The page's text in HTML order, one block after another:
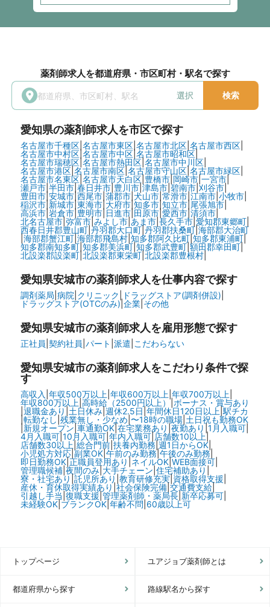
薬剤師求人を都道府県・市区町村・駅名で探す
選択 検索
愛知県の薬剤師求人を市区で探す
名古屋市千種区| 名古屋市東区| 名古屋市北区| 名古屋市西区|
名古屋市中村区|名古屋市中区|名古屋市昭和区|
名古屋市瑞穂区|名古屋市熱田区| 名古屋市中川区|
名古屋市港区| 名古屋市南区| 名古屋市守山区| 名古屋市緑区|
名古屋市名東区| 名古屋市天白区| 豊橋市| 岡崎市| 一宮市|
瀬戸市| 半田市| 春日井市| 豊川市| 津島市| 碧南市| 刈谷市|
豊田市|安城市|西尾市| 蒲郡市| 犬山市| 常滑市| 江南市| 小牧市|
稲沢市|新城市|東海市|大府市|知多市|知立市|尾張旭市|
高浜市|岩倉市|豊明市| 日進市|田原市|愛西市|清須市|
北名古屋市| 弥富市| みよし市| あま市| 長久手市| 愛知郡東郷町|
西春日井郡豊山町| 丹羽郡大口町| 丹羽郡扶桑町| 海部郡大治町
海部郡蟹江町| 海部郡飛島村| 知多郡阿久比町| 知多郡東浦町|
知多郡南知多町| 知多郡美浜町| 知多郡武豊町| 額田郡幸田町|
北設楽郡設楽町|北設楽郡東栄町| 北設楽郡豊根村|
愛知県安城市の薬剤師求人を仕事内容で探す
調剤薬局 病院 クリニック ドラッグストア(調剤併設)
ドラッグストア(OTCのみ)| 企業| その他
愛知県安城市の薬剤師求人を雇用形態で探す
正社員 契約社員 パート 派遣 こだわらない
愛知県安城市の薬剤師求人をこだわり条件で探
す
高収入 年収500万以上 年収600万以上 年収700万以上
年収800万以上 高時給（2500円以上）| ボーナス・賞与あり
退職金あり 土日休み| 週休2.5日 年間休日120日以上 駅チカ
|転勤なし 残業無し・少なめ 〜18時の職場| 土日祝も勤務OK
|新規オープン 車通勤OK|在宅業務あり 夜勤あり 1月入職可|
4月入職可| 10月入職可| 年内入職可| 店舗数10以上|
店舗数30以上 総合門前| 扶養内勤務 週1日からOK|
小児処方対応| 副業OK| 午前のみ勤務| 午後のみ勤務|
即日勤務OK| 正職員登用あり ネイルOK| WEB面接可|
管理職候補| 夜間のみ| 大手チェーン 住宅補助あり
寮・社宅あり 託児所あり 教育研修充実| 資格取得支援
産休・育休取得実績あり 社会保険完備| 交通費支給|
引越し手当 復職支援 |管理薬剤師・薬局長| 新卒応募可|
未経験OK| ブランクOK| 年齢不問 60歳以上可
トップページ ユアジョブ薬剤師とは
都道府県から探す 路線駅名から探す